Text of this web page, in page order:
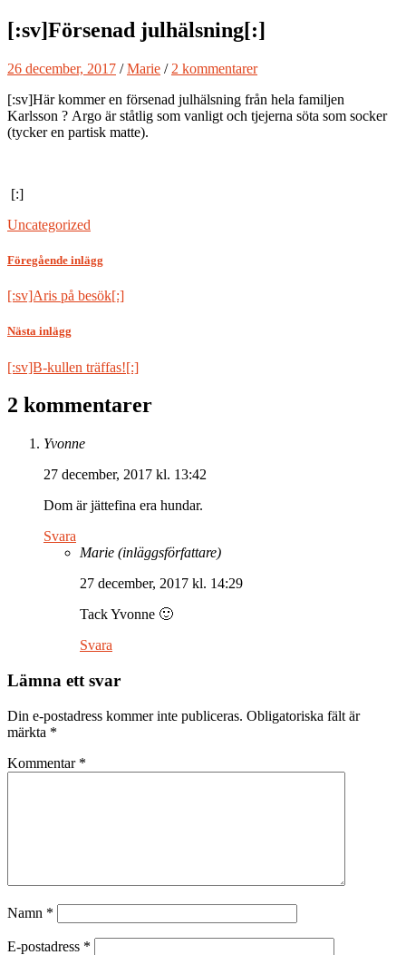
[:sv]Försenad julhälsning[:]
26 december, 2017 /Marie / 2 kommentarer
[:sv]Här kommer en försenad julhälsning från hela familjen
Karlsson ? Argo är ståtlig som vanligt och tjejerna söta som socker
(tycker en partisk matte).
[:]
Uncategorized
Föregående inlägg
[:sv]Aris på besök[:]
Nästa inlägg
[:sv]B-kullen träffas![:]
2 kommentarer
Yvonne
27 december, 2017 kl. 13:42
Dom är jättefina era hundar.
Svara
Marie (inläggsförfattare)
27 december, 2017 kl. 14:29
Tack Yvonne 🙂
Svara
Lämna ett svar
Din e-postadress kommer inte publiceras. Obligatoriska fält är
märkta *
Kommentar *
Namn *
E-postadress *